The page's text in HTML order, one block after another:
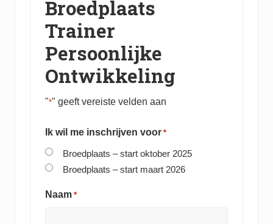
Broedplaats
Trainer
Persoonlijke
Ontwikkeling
"*" geeft vereiste velden aan
Ik wil me inschrijven voor *
Broedplaats – start oktober 2025
Broedplaats – start maart 2026
Naam *